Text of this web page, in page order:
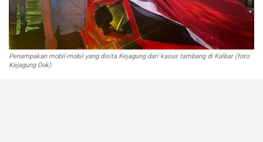
Penampakan mobil-mobil yang disita Kejagung dari kasus tambang di Kalbar (foto:
Kejagung Dok).